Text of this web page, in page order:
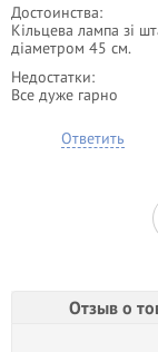
Достоинства:
Кільцева лампа зі
діаметром 45 см.
Недостатки:
Все дуже гарно
Ответить
Отзыв о